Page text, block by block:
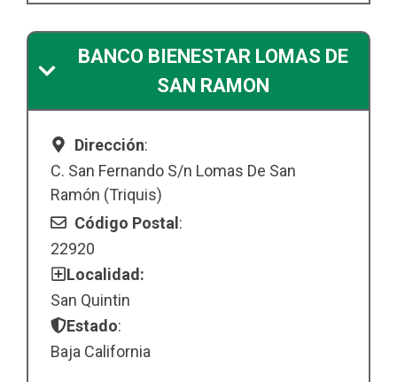
BANCO BIENESTAR LOMAS DE
SAN RAMON
Dirección:
C. San Fernando S/n Lomas De San
Ramón (Triquis)
Código Postal:
22920
Localidad:
San Quintin
Estado:
Baja California